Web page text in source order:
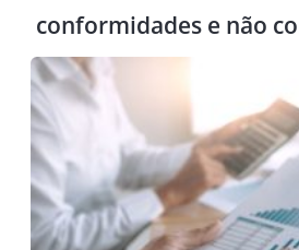
conformidades e não